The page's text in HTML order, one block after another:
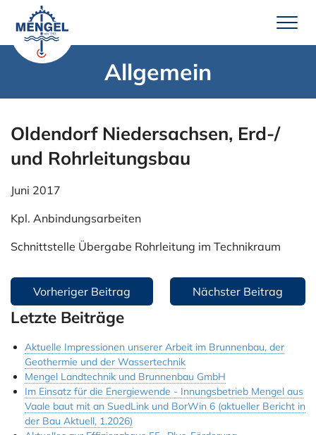
Inhalt
springen
Erdwärme
Wassertechnik
Pumpenservice
Unternehmen
Über uns
Team Mengel
Technik
Referenzen
Kontakt
Instagram
Allgemein
Oldendorf Niedersachsen, Erd-/
und Rohrleitungsbau
Juni 2017
Kpl. Anbindungsarbeiten
Schnittstelle Übergabe Rohrleitung im Technikraum
Beitragsnavigation
Vorheriger Beitrag Nächster Beitrag
Letzte Beiträge
Aktuelle Impressionen unserer Arbeit im Brunnenbau, der
Geothermie und der Wassertechnik
Mengel Landtechnik und Brunnenbau GmbH
Im Einsatz für die Energiewende - Innungsbetrieb Mengel aus
Vaale baut mit an SuedLink und BorWin 6 (aktueller Bericht in
der Bau Aktuell, 1.2026)